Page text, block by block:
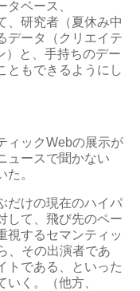
ベース、
、研究者（夏休み中
データ（クリエイテ
）と、手持ちのデー
ともできるようにし
ィックWebの展示が
ュースで聞かない
。
だけの現在のハイパ
して、飛び先のペー
視するセマンティッ
、その出演者であ
トである、といった
く。（他方、